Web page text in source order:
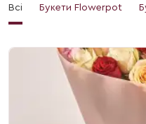
Всі Букети Flowerpot